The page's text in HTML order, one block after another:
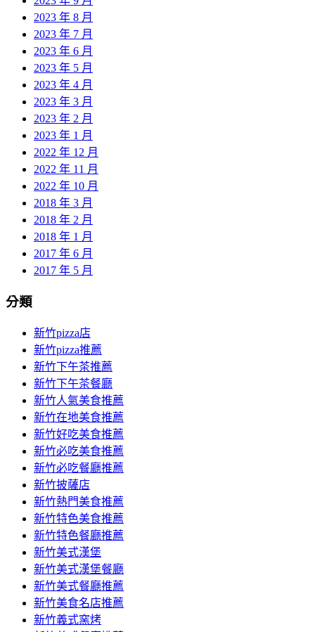
2023 年 8 月
2023 年 7 月
2023 年 6 月
2023 年 5 月
2023 年 4 月
2023 年 3 月
2023 年 2 月
2023 年 1 月
2022 年 12 月
2022 年 11 月
2022 年 10 月
2018 年 3 月
2018 年 2 月
2018 年 1 月
2017 年 6 月
2017 年 5 月
分類
新竹pizza店
新竹pizza推薦
新竹下午茶推薦
新竹下午茶餐廳
新竹人氣美食推薦
新竹在地美食推薦
新竹好吃美食推薦
新竹必吃美食推薦
新竹必吃餐廳推薦
新竹披薩店
新竹熱門美食推薦
新竹特色美食推薦
新竹特色餐廳推薦
新竹美式漢堡
新竹美式漢堡餐廳
新竹美式餐廳推薦
新竹美食名店推薦
新竹義式窯烤